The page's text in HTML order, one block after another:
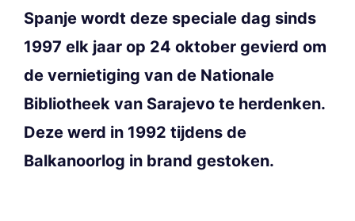
Spanje wordt deze speciale dag sinds
1997 elk jaar op 24 oktober gevierd om
de vernietiging van de Nationale
Bibliotheek van Sarajevo te herdenken.
Deze werd in 1992 tijdens de
Balkanoorlog in brand gestoken.